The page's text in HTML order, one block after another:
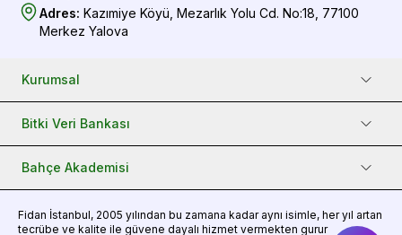
Adres: Kazımiye Köyü, Mezarlık Yolu Cd. No:18, 77100
Merkez Yalova
Kurumsal
Bitki Veri Bankası
Bahçe Akademisi
Fidan İstanbul, 2005 yılından bu zamana kadar aynı isimle, her yıl artan
tecrübe ve kalite ile güvene dayalı hizmet vermekten gurur